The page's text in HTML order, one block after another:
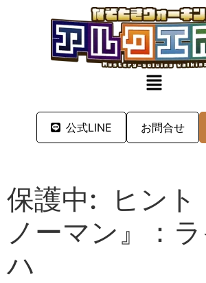
公式LINE お問合せ
保護中: ヒント
ノーマン』：
ハ